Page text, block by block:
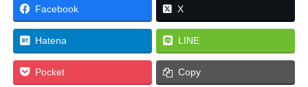
Facebook X
Hatena LINE
Pocket Copy